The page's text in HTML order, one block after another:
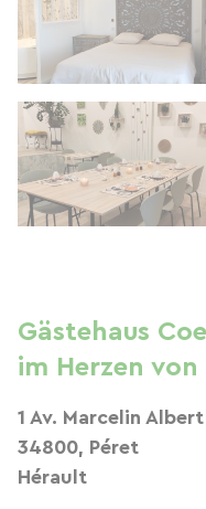
Gästehaus
im Herzen
1 Av. Marcelin Albert
34800, Péret
Hérault